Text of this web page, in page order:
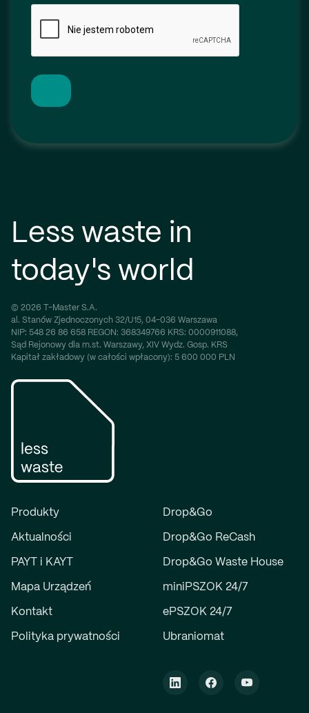
Less waste in
today's world
© 2026 T-Master S.A.
al. Stanów Zjednoczonych 32/U15, 04-036 Warszawa
NIP: 548 26 86 658 REGON: 368349766 KRS: 0000911088,
Sąd Rejonowy dla m.st. Warszawy, XIV Wydz. Gosp. KRS
Kapitał zakładowy (w całości wpłacony): 5 600 000 PLN
Produkty
Aktualności
PAYT i KAYT
Mapa Urządzeń
Kontakt
Polityka prywatności
Drop&Go
Drop&Go ReCash
Drop&Go Waste House
miniPSZOK 24/7
ePSZOK 24/7
Ubraniomat